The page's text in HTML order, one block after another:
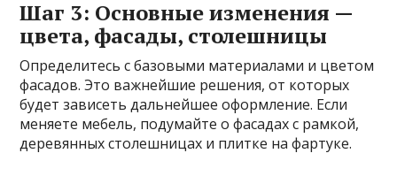
Шаг 3: Основные изменения —
цвета, фасады, столешницы
Определитесь с базовыми материалами и цветом
фасадов. Это важнейшие решения, от которых
будет зависеть дальнейшее оформление. Если
меняете мебель, подумайте о фасадах с рамкой,
деревянных столешницах и плитке на фартуке.